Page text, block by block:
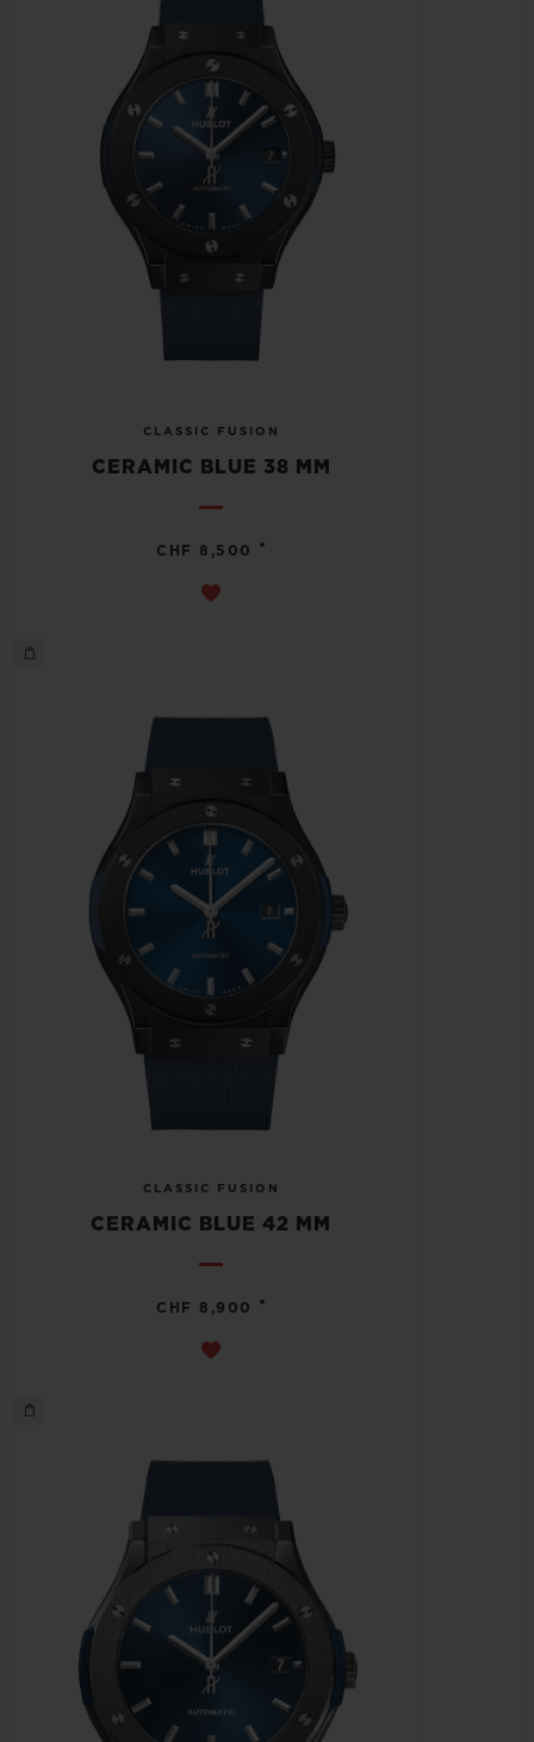
CLASSIC FUSION
CERAMIC BLUE 38 MM
CHF 8,500 •
CLASSIC FUSION
CERAMIC BLUE 42 MM
CHF 8,900 •